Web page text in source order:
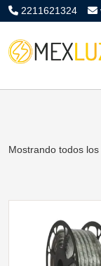
2211621324
Mostrando todos